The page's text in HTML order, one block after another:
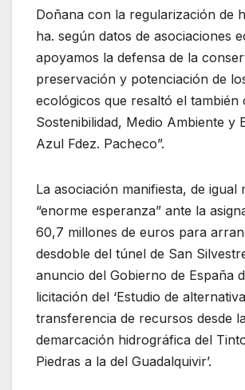
Doñana con la regularización de
ha. según datos de asociaciones
apoyamos la defensa de la
preservación y potenciación de
ecológicos que resaltó el también
Sostenibilidad, Medio Ambiente y
Azul Fdez. Pacheco”.
La asociación manifiesta, de igual
“enorme esperanza” ante la
60,7 millones de euros para
desdoble del túnel de San
anuncio del Gobierno de España
licitación del ‘Estudio de
transferencia de recursos desde
demarcación hidrográfica del
Piedras a la del Guadalquivir’.